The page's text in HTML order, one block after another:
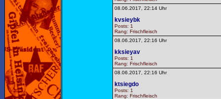
08.06.2017, 22:14 Uhr
kvsieybk
Posts: 1
Rang: Frischfleisch
08.06.2017, 22:16 Uhr
kksieyav
Posts: 1
Rang: Frischfleisch
08.06.2017, 22:16 Uhr
ktsiegdo
Posts: 1
Rang: Frischfleisch